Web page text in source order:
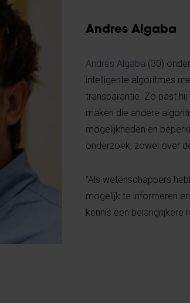
Andres Algaba
Andres Algaba (30)
intelligente algoritmes
transparantie. Zo past
maken die andere
mogelijkheden en
onderzoek, zowel over
“Als wetenschappers
mogelijk te informeren
kennis een belangrijkere